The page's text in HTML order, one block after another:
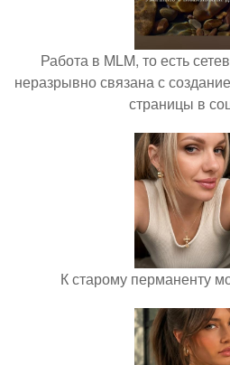
Работа в MLM, то есть
неразрывно связана с
страницы в
К старому перманенту